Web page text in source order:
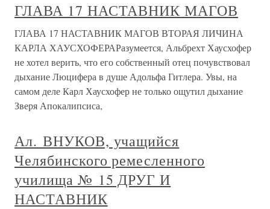
ГЛАВА 17 НАСТАВНИК МАГОВ
ГЛАВА 17 НАСТАВНИК МАГОВ ВТОРАЯ ЛИЧИНА
КАРЛА ХАУСХОФЕРАРазумеется, Альбрехт Хаусхофер
не хотел верить, что его собственный отец почувствовал
дыхание Люцифера в душе Адольфа Гитлера. Увы, на
самом деле Карл Хаусхофер не только ощутил дыхание
Зверя Апокалипсиса,
Ал. ВНУКОВ, учащийся
Челябинского ремесленного
училища № 15 ДРУГ И
НАСТАВНИК